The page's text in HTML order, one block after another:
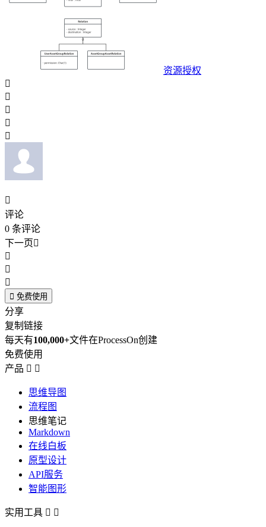
资源授权






评论
0 条评论
下一页



 免费使用
分享
复制链接
每天有100,000+文件在ProcessOn创建
免费使用
产品  
思维导图
流程图
思维笔记
Markdown
在线白板
原型设计
API服务
智能图形
实用工具  